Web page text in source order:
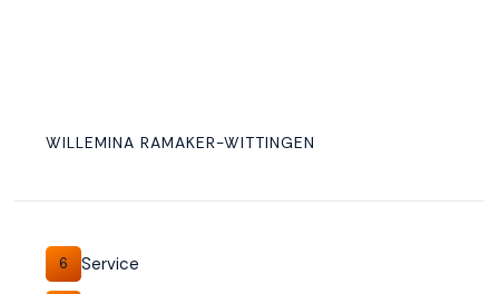
WILLEMINA RAMAKER-WITTINGEN
6 Service